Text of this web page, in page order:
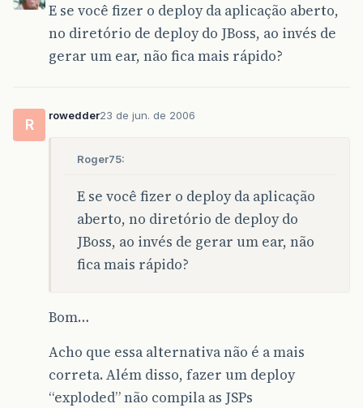
E se você fizer o deploy da aplicação aberto,
no diretório de deploy do JBoss, ao invés de
gerar um ear, não fica mais rápido?
R
rowedder23 de jun. de 2006
Roger75:
E se você fizer o deploy da aplicação
aberto, no diretório de deploy do
JBoss, ao invés de gerar um ear, não
fica mais rápido?
Bom…
Acho que essa alternativa não é a mais
correta. Além disso, fazer um deploy
“exploded” não compila as JSPs